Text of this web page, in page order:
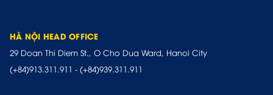
HÀ NỘI HEAD OFFICE
29 Doan Thi Diem St., O Cho Dua Ward, Hanoi City
(+84)913.311.911 - (+84)939.311.911